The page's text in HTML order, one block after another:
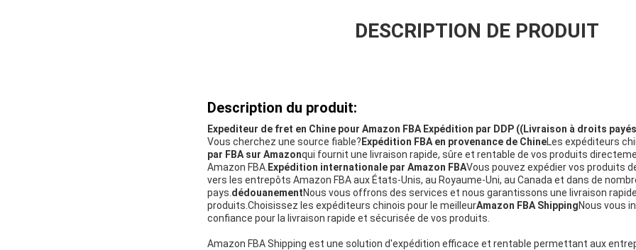
DESCRIPTION DE PRODUIT
Description du produit:
Expediteur de fret en Chine pour Amazon FBA Expédition par DDP ((Livraison à droits
Vous cherchez une source fiable? Expédition FBA en provenance de ChineLes expéditeurs
par FBA sur Amazonqui fournit une livraison rapide, sûre et rentable de vos produits
Amazon FBA. Expédition internationale par Amazon FBAVous pouvez expédier vos produits
vers les entrepôts Amazon FBA aux États-Unis, au Royaume-Uni, au Canada et dans de
pays.dédouanementNous vous offrons des services et nous garantissons une livraison
produits.Choisissez les expéditeurs chinois pour le meilleurAmazon FBA ShippingNous vous
confiance pour la livraison rapide et sécurisée de vos produits.
Amazon FBA Shipping est une solution d'expédition efficace et rentable permettant aux